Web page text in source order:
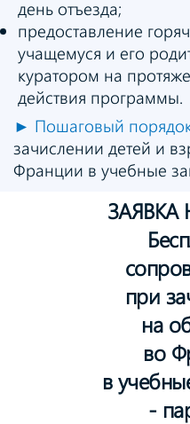
день отъезда;
предоставление
учащемуся и его
куратором на
действия программы.
► Пошаговый
зачислении детей и
Франции в учебные
ЗАЯВКА
при
на
во
в
-